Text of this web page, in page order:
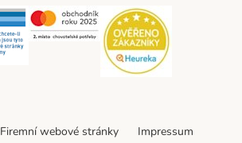
Security Security
Firemní webové stránky Impressum